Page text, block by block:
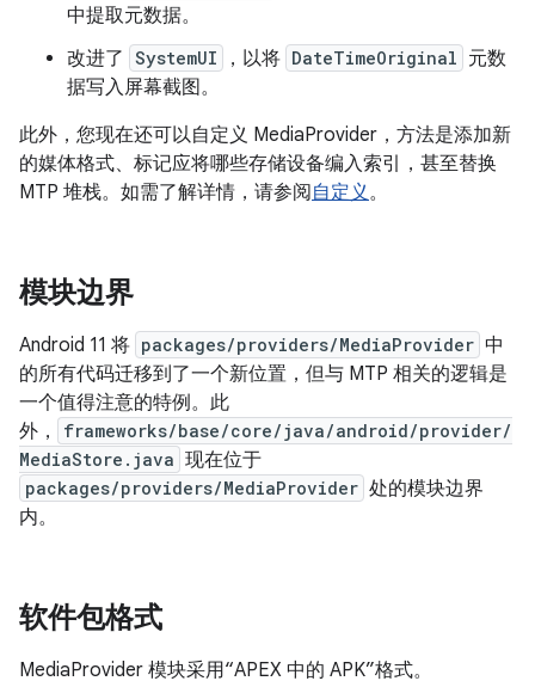
中提取元数据。
改进了 SystemUI ，以将 DateTimeOriginal 元数
据写入屏幕截图。
此外，您现在还可以自定义 MediaProvider，方法是添加新
的媒体格式、标记应将哪些存储设备编入索引，甚至替换
MTP 堆栈。如需了解详情，请参阅 自定义。
模块边界
Android 11 将 packages/providers/MediaProvider 中
的所有代码迁移到了一个新位置，但与 MTP 相关的逻辑是
一个值得注意的特例。此
外，
frameworks/base/core/java/android/provider/
MediaStore.java 现在位于
packages/providers/MediaProvider 处的模块边界
内。
软件包格式
MediaProvider 模块采用“APEX 中的 APK”格式。